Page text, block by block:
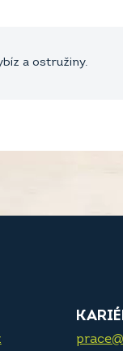
a ostružiny.